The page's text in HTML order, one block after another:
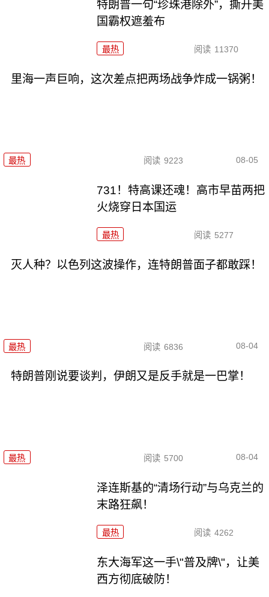
特朗普一句“珍珠港除外”，撕开美
国霸权遮羞布
最热 阅读 11370
里海一声巨响，这次差点把两场战争炸成一锅粥！
最热 阅读 9223 08-05
731！特高课还魂！高市早苗两把
火烧穿日本国运
最热 阅读 5277
灭人种？以色列这波操作，连特朗普面子都敢踩！
最热 阅读 6836 08-04
特朗普刚说要谈判，伊朗又是反手就是一巴掌！
最热 阅读 5700 08-04
泽连斯基的“清场行动”与乌克兰的
末路狂飙！
最热 阅读 4262
东大海军这一手\"普及牌\"，让美
西方彻底破防！